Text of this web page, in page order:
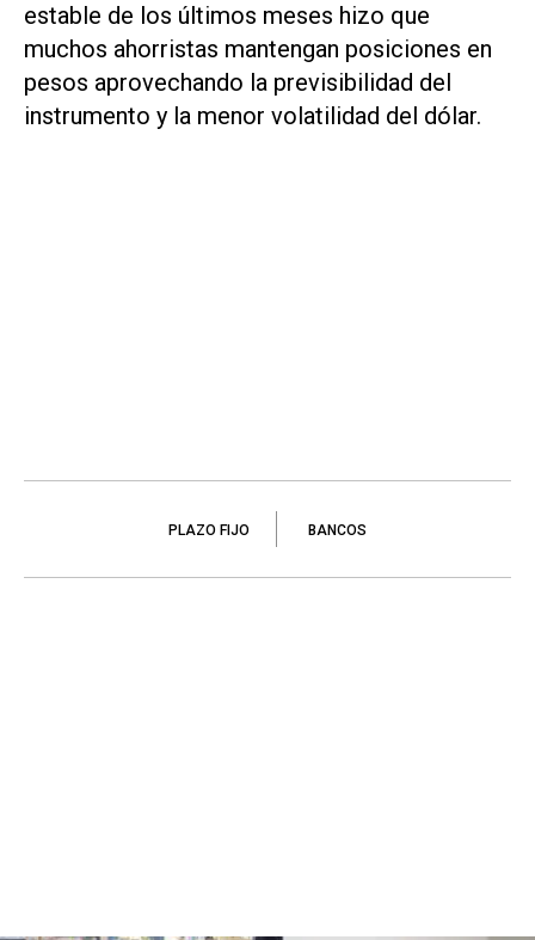
estable de los últimos meses hizo que
muchos ahorristas mantengan posiciones en
pesos aprovechando la previsibilidad del
instrumento y la menor volatilidad del dólar.
PLAZO FIJO BANCOS